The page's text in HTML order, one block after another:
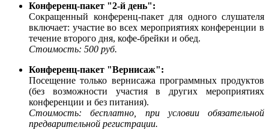
Конференц-пакет "2-й день":
Сокращенный конференц-пакет для одного слушателя
включает: участие во всех мероприятиях конференции в
течение второго дня, кофе-брейки и обед.
Стоимость: 500 руб.
Конференц-пакет "Вернисаж":
Посещение только вернисажа программных продуктов
(без возможности участия в других мероприятиях
конференции и без питания).
Стоимость: бесплатно, при условии обязательной
предварительной регистрации.